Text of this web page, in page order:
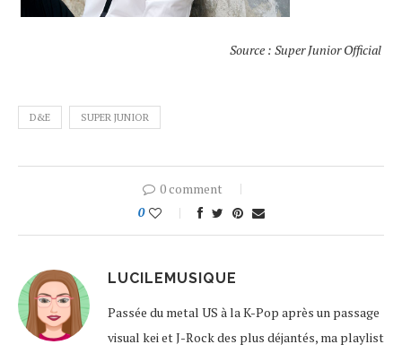
Source : Super Junior Official
D&E SUPER JUNIOR
0 comment
0
LUCILEMUSIQUE
Passée du metal US à la K-Pop après un passage
visual kei et J-Rock des plus déjantés, ma playlist